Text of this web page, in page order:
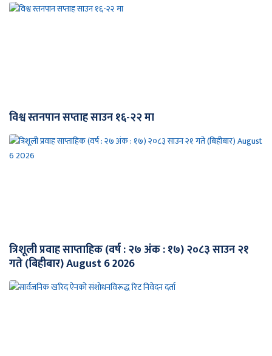
विश्व स्तनपान सप्ताह साउन १६-२२ मा
त्रिशूली प्रवाह साप्ताहिक (वर्ष : २७ अंक : १७) २०८३ साउन २१
गते (बिहीबार) August 6 2026